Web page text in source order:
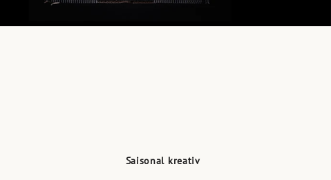
Saisonal kreativ